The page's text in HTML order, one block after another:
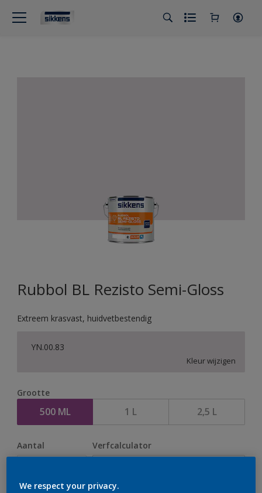
Rubbol BL Rezisto Semi-Gloss
Extreem krasvast, huidvetbestendig
YN.00.83
Kleur wijzigen
Grootte
500 ML 1 L 2,5 L
Aantal Verfcalculator
We respect your privacy.